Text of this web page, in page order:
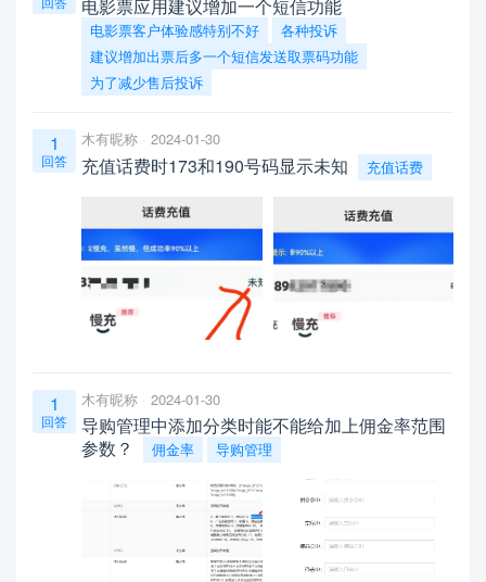
电影票应用建议增加一个短信功能
电影票客户体验感特别不好
各种投诉
建议增加出票后多一个短信发送取票码功能
为了减少售后投诉
1
回答
木有昵称 2024-01-30
充值话费时173和190号码显示未知 充值话费
1
回答
木有昵称 2024-01-30
导购管理中添加分类时能不能给加上佣金率范围
参数？
佣金率 导购管理